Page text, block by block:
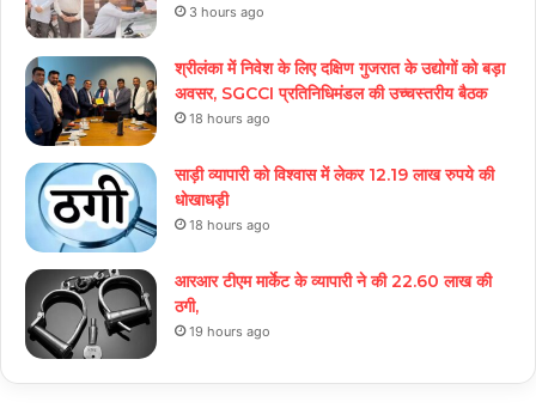
3 hours ago
श्रीलंका में निवेश के लिए दक्षिण गुजरात के उद्योगों को बड़ा
अवसर, SGCCI प्रतिनिधिमंडल की उच्चस्तरीय बैठक
18 hours ago
साड़ी व्यापारी को विश्वास में लेकर 12.19 लाख रुपये की
धोखाधड़ी
18 hours ago
आरआर टीएम मार्केट के व्यापारी ने की 22.60 लाख की
ठगी,
19 hours ago